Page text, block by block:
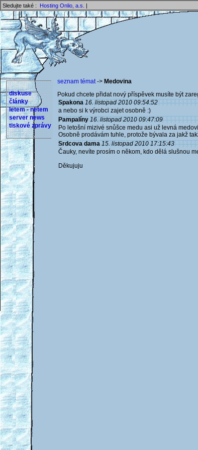
Sledujte také : Hosting Onlio, a.s. |
diskuse
články
letem - netem
server news
tiskové zprávy
seznam témat-> Medovina
Pokud chcete přidat nový příspěvek musíte být
Spakona 16. listopad 2010 09:54:52
a nebo si k výrobci zajet osobně :)
Pampalíny 16. listopad 2010 09:47:09
Po letošní mizivé snůšce medu asi už levná
Osobně prodávám tuhle, protože bývala za jakž
Srdcova dama 15. listopad 2010 17:15:43
Čauky, nevíte prosím o někom, kdo dělá slušnou
Děkujuju